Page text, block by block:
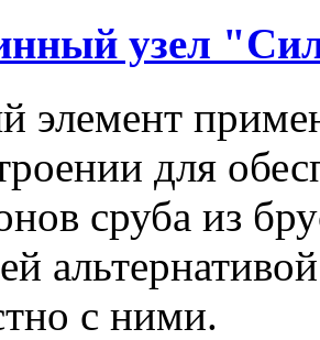
узел
элемент
для
сруба из
с ними.